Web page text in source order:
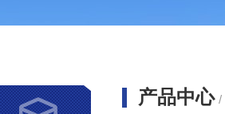
产品中心 /